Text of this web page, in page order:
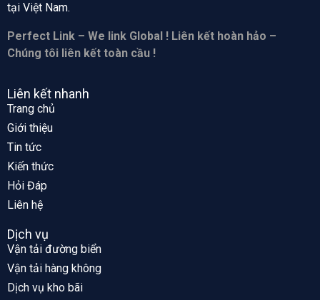
tại Việt Nam.
Perfect Link – We link Global ! Liên kết hoàn hảo –
Chúng tôi liên kết toàn cầu !
Liên kết nhanh
Trang chủ
Giới thiệu
Tin tức
Kiến thức
Hỏi Đáp
Liên hệ
Dịch vụ
Vận tải đường biển
Vận tải hàng không
Dịch vụ kho bãi